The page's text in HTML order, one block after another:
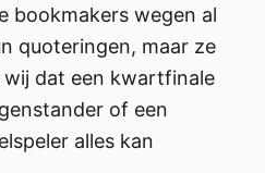
bookmakers wegen al
quoteringen, maar ze
dat een kwartfinale
of een
alles kan